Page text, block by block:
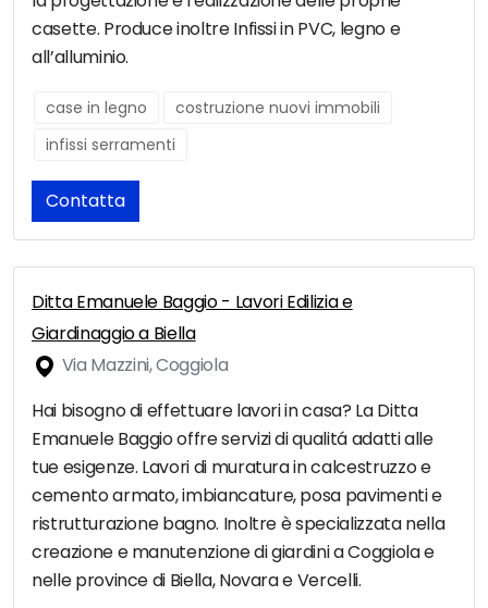
casette. Produce inoltre Infissi in PVC, legno e
all’alluminio.
case in legno
costruzione nuovi immobili
infissi serramenti
Contatta
Ditta Emanuele Baggio - Lavori Edilizia e
Giardinaggio a Biella
Via Mazzini, Coggiola
Hai bisogno di effettuare lavori in casa? La Ditta
Emanuele Baggio offre servizi di qualitá adatti alle
tue esigenze. Lavori di muratura in calcestruzzo e
cemento armato, imbiancature, posa pavimenti e
ristrutturazione bagno. Inoltre è specializzata nella
creazione e manutenzione di giardini a Coggiola e
nelle province di Biella, Novara e Vercelli.